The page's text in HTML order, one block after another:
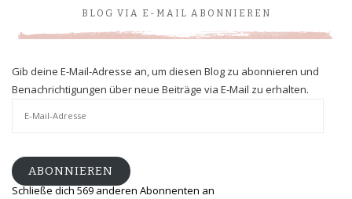
BLOG VIA E-MAIL ABONNIEREN
Gib deine E-Mail-Adresse an, um diesen Blog zu abonnieren und
Benachrichtigungen über neue Beiträge via E-Mail zu erhalten.
ABONNIEREN
Schließe dich 569 anderen Abonnenten an